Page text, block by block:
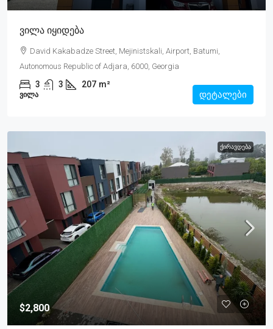
Ვილა Იყიდება
David Kakabadze Street, Mejinistskali, Airport, Batumi,
Autonomous Republic of Adjara, 6000, Georgia
3 3 207 m²
ᲕᲘᲚᲐ დეტალები
ᲥᲘᲠᲐᲕᲓᲔᲑᲐ
$2,800